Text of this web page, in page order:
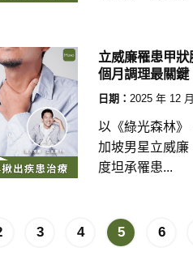
立威廉罹患甲
個月調理最關鍵
日期： 2025 年 12
以《綠光森林》
加坡男星立威廉
度坦承罹患...
3 4 5 6